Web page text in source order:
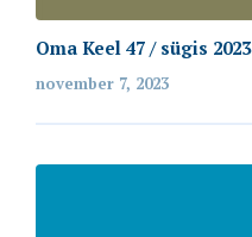
Oma Keel 47 / sügis 2023
november 7, 2023